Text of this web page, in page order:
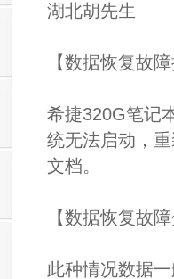
湖北胡先生
【数据恢复故
希捷320G笔记
统无法启动，
文档。
【数据恢复故
此种情况数据